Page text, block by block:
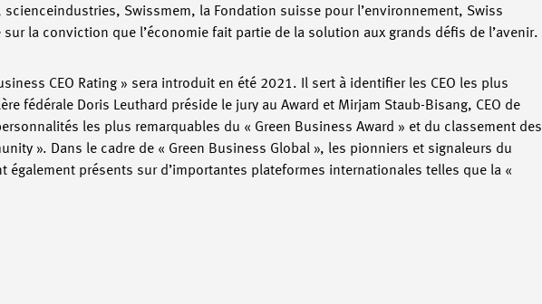
scienceindustries, Swissmem, la Fondation suisse pour l’environnement, Swiss
sur la conviction que l’économie fait partie de la solution aux grands défis de l’avenir.
CEO Rating » sera introduit en été 2021. Il sert à identifier les CEO les plus
fédérale Doris Leuthard préside le jury au Award et Mirjam Staub-Bisang, CEO de
les plus remarquables du « Green Business Award » et du classement des
». Dans le cadre de « Green Business Global », les pionniers et signaleurs du
également présents sur d’importantes plateformes internationales telles que la «